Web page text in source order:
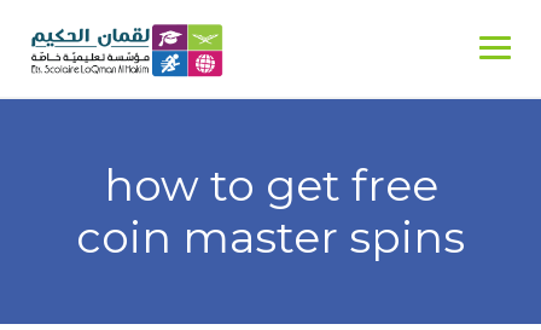
content
how to get free
coin master spins